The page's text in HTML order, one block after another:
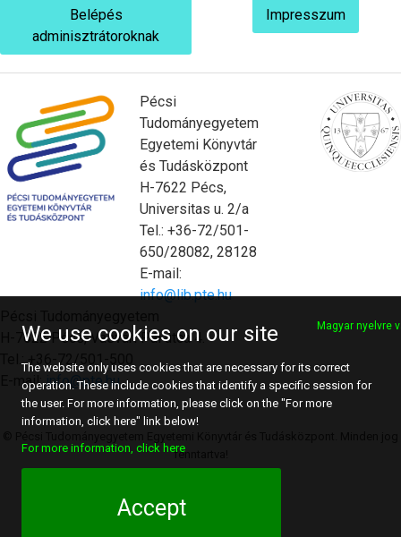
Belépés
adminisztrátoroknak
Impresszum
Pécsi
Tudományegyetem
Egyetemi Könyvtár
és Tudásközpont
H-7622 Pécs,
Universitas u. 2/a
Tel.: +36-72/501-
650/28082, 28128
E-mail:
info@lib.pte.hu
H-7622 Pécs, Vasvári Pál utca 4.
Tel.: +36-72/501-500
E-mail:info@pte.hu
fenntartva!
We use cookies on our site Magyar nyelvre
The website only uses cookies that are necessary for its correct
operation. These include cookies that identify a specific session for
the user. For more information, please click on the "For more
information, click here" link below!
For more information, click here
Accept